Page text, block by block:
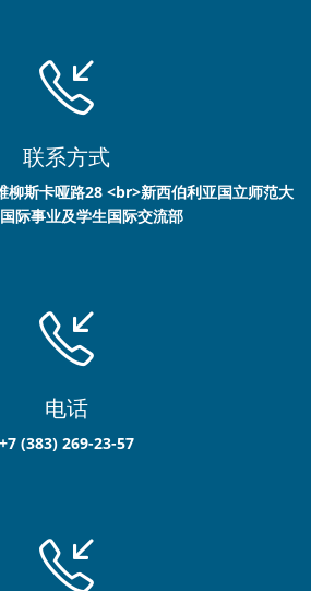
联系方式
柳斯卡哑路28 <br>新西伯利亚国立师范大
际事业及学生国际交流部
电话
+7 (383) 269-23-57